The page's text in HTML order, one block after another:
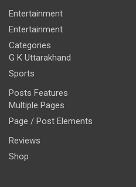
Entertainment
Entertainment
Categories
G K Uttarakhand
Sports
Posts Features
Multiple Pages
Page / Post Elements
Reviews
Shop